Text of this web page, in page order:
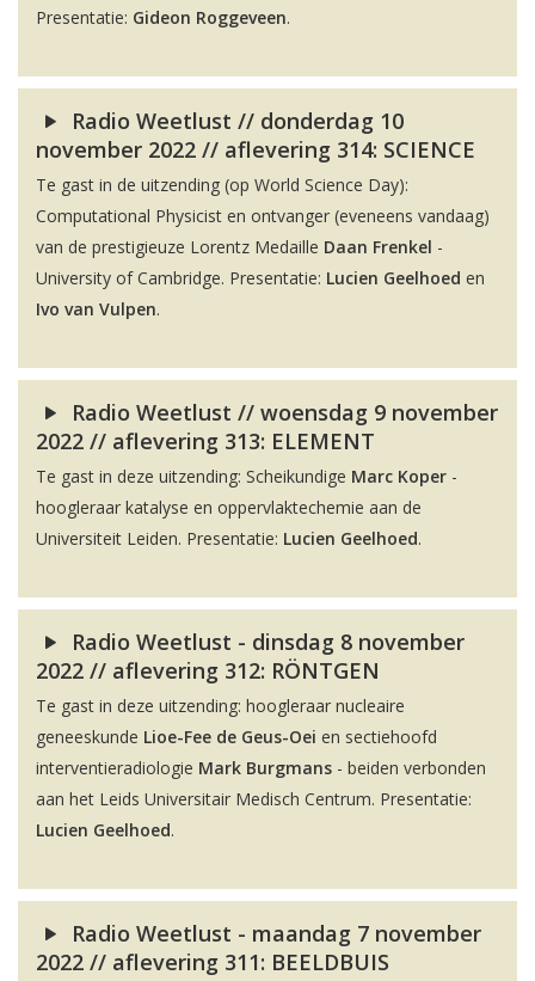
Presentatie: Gideon Roggeveen.
Radio Weetlust // donderdag 10
november 2022 // aflevering 314: SCIENCE
Te gast in de uitzending (op World Science Day):
Computational Physicist en ontvanger (eveneens vandaag)
van de prestigieuze Lorentz Medaille Daan Frenkel -
University of Cambridge. Presentatie: Lucien Geelhoed en
Ivo van Vulpen.
Radio Weetlust // woensdag 9 november
2022 // aflevering 313: ELEMENT
Te gast in deze uitzending: Scheikundige Marc Koper -
hoogleraar katalyse en oppervlaktechemie aan de
Universiteit Leiden. Presentatie: Lucien Geelhoed.
Radio Weetlust - dinsdag 8 november
2022 // aflevering 312: RÖNTGEN
Te gast in deze uitzending: hoogleraar nucleaire
geneeskunde Lioe-Fee de Geus-Oei en sectiehoofd
interventieradiologie Mark Burgmans - beiden verbonden
aan het Leids Universitair Medisch Centrum. Presentatie:
Lucien Geelhoed.
Radio Weetlust - maandag 7 november
2022 // aflevering 311: BEELDBUIS